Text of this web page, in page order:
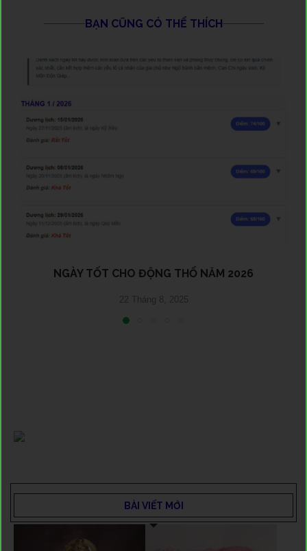
BẠN CŨNG CÓ THỂ THÍCH
NGÀY TỐT CHO ĐỘNG THỔ NĂM 2026
22 Tháng 8, 2025
BÀI VIẾT MỚI